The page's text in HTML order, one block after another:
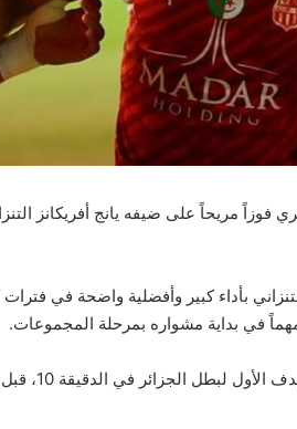
بأداء كبير وأفضلية واضحة في
في بداية مشواره بمرحلة المجموعات.
وسجل عبد